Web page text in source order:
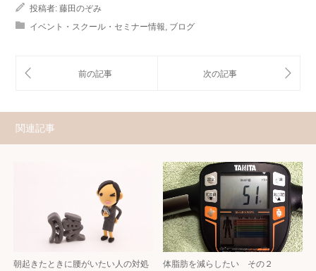
投稿者: 藤田のぞみ
イベント・スクール・セミナー情報 ブログ
関連記事
朝起きたときに腰がいたい人の対処
体脂肪を減らしたい その２